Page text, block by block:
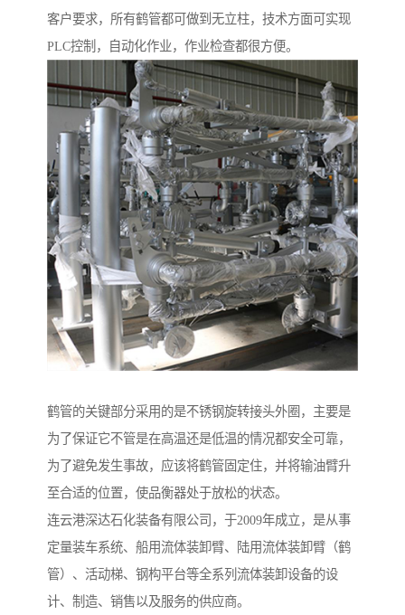
客户要求，所有鹤管都可做到无立柱，技术方面可实现
PLC控制，自动化作业，作业检查都很方便。
鹤管的关键部分采用的是不锈钢旋转接头外圈，主要是
为了保证它不管是在高温还是低温的情况都安全可靠，
为了避免发生事故，应该将鹤管固定住，并将输油臂升
至合适的位置，使品衡器处于放松的状态。
连云港深达石化装备有限公司，于2009年成立，是从事
定量装车系统、船用流体装卸臂、陆用流体装卸臂（鹤
管）、活动梯、钢构平台等全系列流体装卸设备的设
计、制造、销售以及服务的供应商。